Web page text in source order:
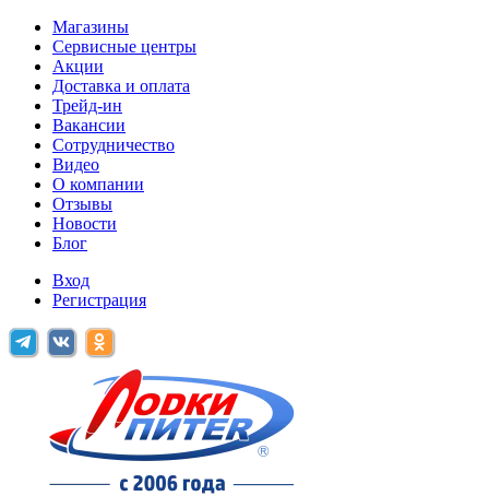
Магазины
Сервисные центры
Акции
Доставка и оплата
Трейд-ин
Вакансии
Сотрудничество
Видео
О компании
Отзывы
Новости
Блог
Вход
Регистрация